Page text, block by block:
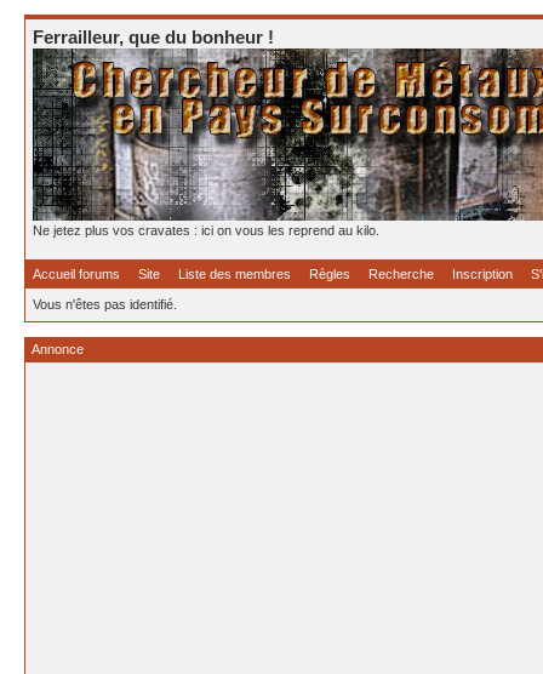
Ferrailleur, que du bonheur !
Ne jetez plus vos cravates : ici on vous les reprend au kilo.
Accueil forums Site Liste des membres Règles Recherche Inscription
Vous n'êtes pas identifié.
Annonce